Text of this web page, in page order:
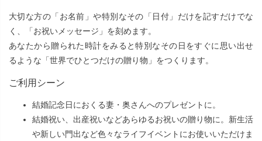
大切な方の「お名前」や特別なその「日付」だけを記すだけでな
く、「お祝いメッセージ」を刻めます。
あなたから贈られた時計をみると特別なその日をすぐに思い出せ
るような「世界でひとつだけの贈り物」をつくります。
ご利用シーン
結婚記念日におくる妻・奥さんへのプレゼントに。
結婚祝い、出産祝いなどあらゆるお祝いの贈り物に。新生活
や新しい門出など色々なライフイベントにお使いいただけま